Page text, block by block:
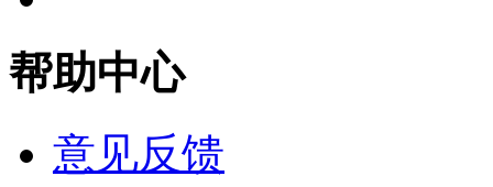
帮助中心
意见反馈